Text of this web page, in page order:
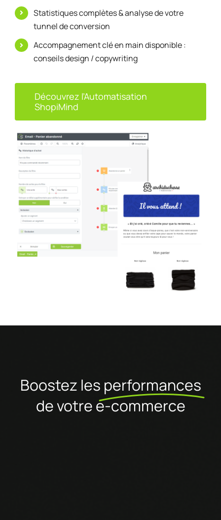
Statistiques complètes & analyse de votre
tunnel de conversion
Accompagnement clé en main disponible :
conseils design / copywriting
Découvrez l’Automatisation
ShopiMind
Boostez les performances
de votre e-commerce